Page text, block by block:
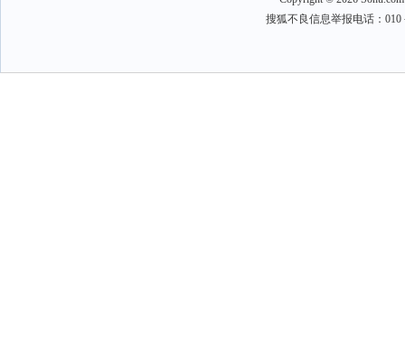
搜狐不良信息举报电话：010